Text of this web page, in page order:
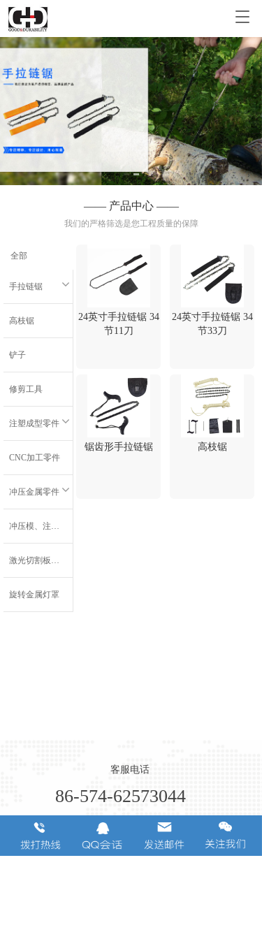
T
g
g
l
e
n
a
v
i
g
a
t
—— 产品中心 ——
我们的严格筛选是您工程质量的保障
全部
手拉链锯
高枝锯
铲子
修剪工具
注塑成型零件
CNC加工零件
冲压金属零件
冲压模、注射模和嵌件注射模
激光切割板材零件
旋转金属灯罩
24英寸手拉链锯 34
节11刀
24英寸手拉链锯 34
节33刀
锯齿形手拉链锯 高枝锯
客服电话
86-574-62573044
浙江省宁波市余姚阳明街道康山路玉井跟6号